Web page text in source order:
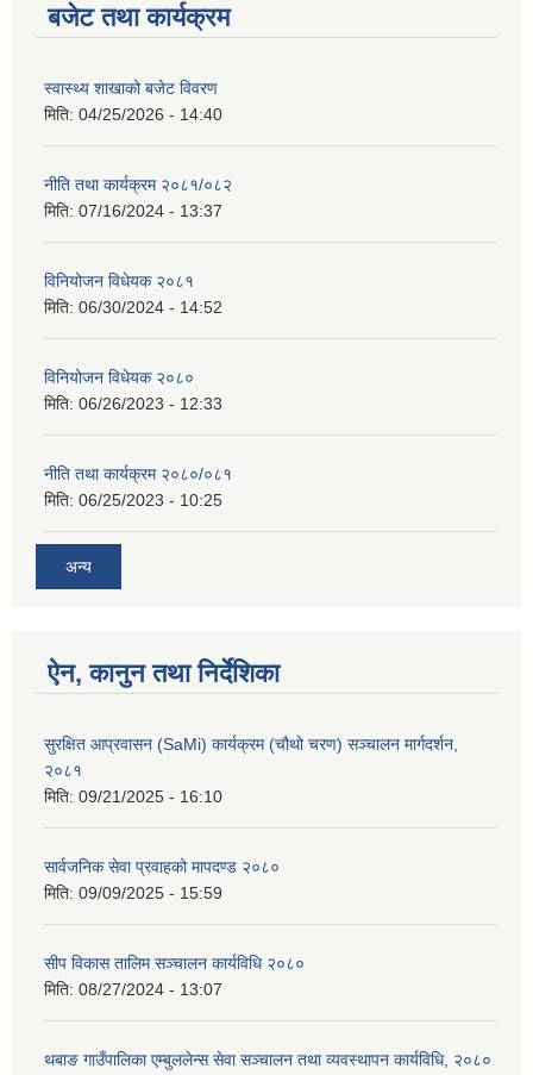
बजेट तथा कार्यक्रम
स्वास्थ्य शाखाको बजेट विवरण
मिति: 04/25/2026 - 14:40
नीति तथा कार्यक्रम २०८१/०८२
मिति: 07/16/2024 - 13:37
विनियोजन विधेयक २०८१
मिति: 06/30/2024 - 14:52
विनियोजन विधेयक २०८०
मिति: 06/26/2023 - 12:33
नीति तथा कार्यक्रम २०८०/०८१
मिति: 06/25/2023 - 10:25
अन्य
ऐन, कानुन तथा निर्देशिका
सुरक्षित आप्रवासन (SaMi) कार्यक्रम (चौथो चरण) सञ्चालन मार्गदर्शन,
२०८१
मिति: 09/21/2025 - 16:10
सार्वजनिक सेवा प्रवाहको मापदण्ड २०८०
मिति: 09/09/2025 - 15:59
सीप विकास तालिम सञ्चालन कार्यविधि २०८०
मिति: 08/27/2024 - 13:07
थबाङ गाउँपालिका एम्बुललेन्स सेवा सञ्चालन तथा व्यवस्थापन कार्यविधि, २०८०